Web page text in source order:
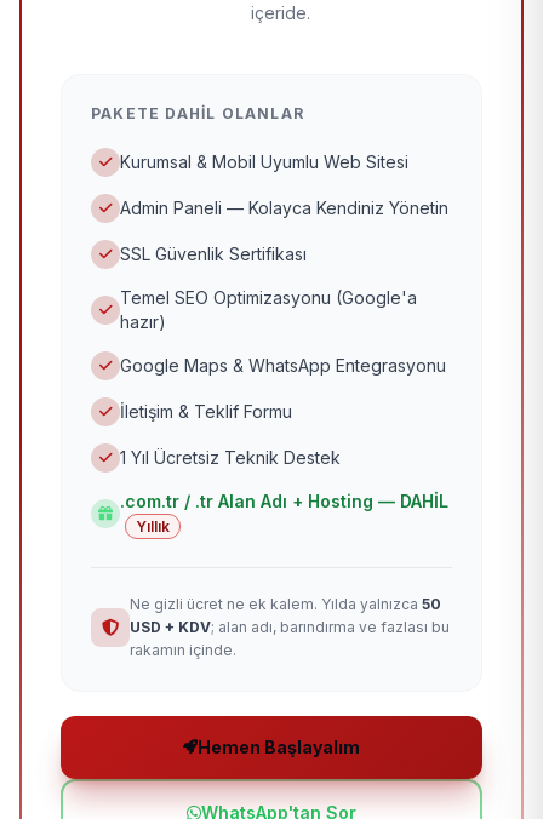
içeride.
PAKETE DAHIL OLANLAR
Kurumsal & Mobil Uyumlu Web Sitesi
Admin Paneli — Kolayca Kendiniz Yönetin
SSL Güvenlik Sertifikası
Temel SEO Optimizasyonu (Google'a
hazır)
Google Maps & WhatsApp Entegrasyonu
İletişim & Teklif Formu
1 Yıl Ücretsiz Teknik Destek
.com.tr / .tr Alan Adı + Hosting — DAHİL
Yıllık
Ne gizli ücret ne ek kalem. Yılda yalnızca 50
USD + KDV; alan adı, barındırma ve fazlası bu
rakamın içinde.
Hemen Başlayalım
WhatsApp'tan Sor